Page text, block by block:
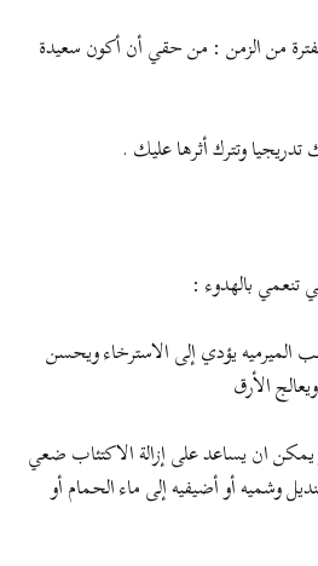
من الزمن : من حقي أن أكون سعيدة
وتترك أثرها عليك .
تنعمي بالهدوء :
يؤدي إلى الاسترخاء ويحسن
الأرق
يمكن ان يساعد على إزالة الاكتئاب ضعي
وشميه أو أضيفيه إلى ماء الحمام أو